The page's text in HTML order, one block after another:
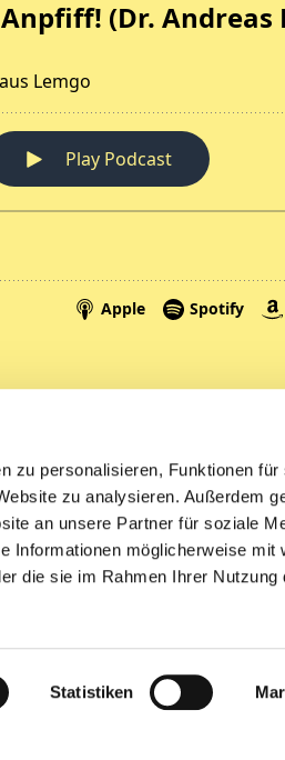
zu personalisieren, Funktionen
zu analysieren. Außerdem
an unsere Partner für soziale
Informationen möglicherweise mit
die sie im Rahmen Ihrer Nutzung
Statistiken